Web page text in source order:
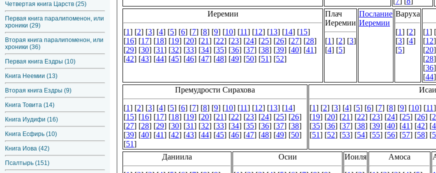
Четвертая книга Царств (25)
Первая книга паралипоменон, или
хроники (29)
Вторая книга паралипоменон, или
хроники (36)
Первая книга Ездры (10)
Книга Неемии (13)
Вторая книга Ездры (9)
Книга Товита (14)
Книга Иудифи (16)
Книга Есфирь (10)
Книга Иова (42)
Псалтырь (151)